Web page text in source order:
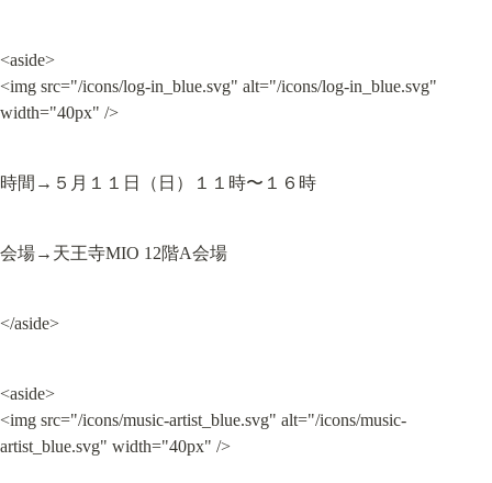
<aside>
<img src="/icons/log-in_blue.svg" alt="/icons/log-in_blue.svg"
width="40px" />
時間→５月１１日（日）１１時〜１６時
会場→天王寺MIO 12階A会場
</aside>
<aside>
<img src="/icons/music-artist_blue.svg" alt="/icons/music-
artist_blue.svg" width="40px" />